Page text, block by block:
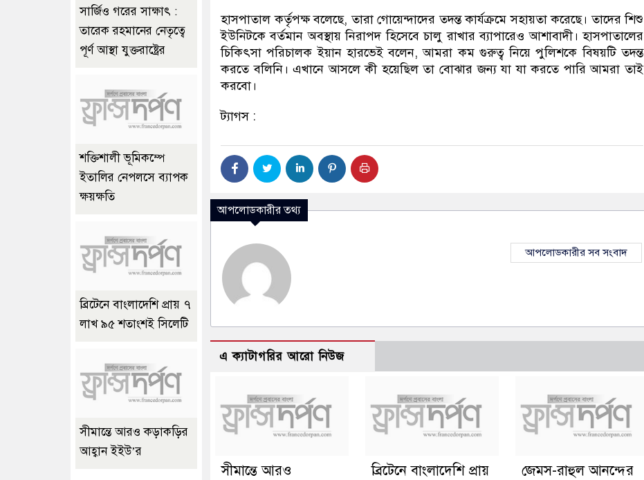
হাসপাতাল কর্তৃপক্ষ বলেছে, তারা গোয়েন্দাদের তদন্ত কার্যক্রমে সহায়তা করেছে। তাদের শিশু
ইউনিটকে বর্তমান অবস্থায় নিরাপদ হিসেবে চালু রাখার ব্যাপারেও আশাবাদী। হাসপাতালের
চিকিৎসা পরিচালক ইয়ান হারভেই বলেন, আমরা কম গুরুত্ব নিয়ে পুলিশকে বিষয়টি তদন্ত
করতে বলিনি। এখানে আসলে কী হয়েছিল তা বোঝার জন্য যা যা করতে পারি আমরা তাই
করবো।
ট্যাগস :
আপলোডকারীর তথ্য
আপলোডকারীর সব সংবাদ
এ ক্যাটাগরির আরো নিউজ
সীমান্তে আরও
ব্রিটেনে বাংলাদেশি প্রায়
জেমস-রাহুল আনন্দের
সার্জিও গরের সাক্ষাৎ :
তারেক রহমানের নেতৃত্বে
পূর্ণ আস্থা যুক্তরাষ্ট্রের
শক্তিশালী ভূমিকম্পে
ইতালির নেপলসে ব্যাপক
ক্ষয়ক্ষতি
ব্রিটেনে বাংলাদেশি প্রায় ৭
লাখ ৯৫ শতাংশই সিলেটি
সীমান্তে আরও কড়াকড়ির
আহ্বান ইইউ’র